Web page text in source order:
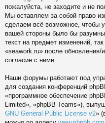
пожалуйста, не заходите и не
Мы оставляем за собой право
сделаем всё возможное, чтобы
вашей стороны было бы
текст на предмет изменений,
«seawork.ru» после обновления/
согласие с ними.
Наши форумы работают под
для создания конференций
«программное обеспечение
Limited», «phpBB Teams»),
GNU General Public License v2»